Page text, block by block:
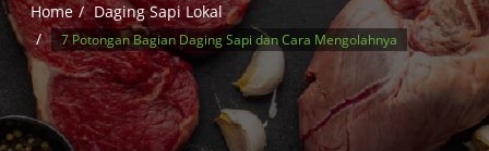
Home Daging Sapi Lokal
7 Potongan Bagian Daging Sapi dan Cara Mengolahnya